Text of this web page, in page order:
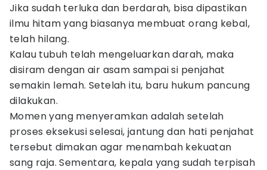
Jika sudah terluka dan berdarah, bisa dipastikan
ilmu hitam yang biasanya membuat orang kebal,
telah hilang.
Kalau tubuh telah mengeluarkan darah, maka
disiram dengan air asam sampai si penjahat
semakin lemah. Setelah itu, baru hukum pancung
dilakukan.
Momen yang menyeramkan adalah setelah
proses eksekusi selesai, jantung dan hati penjahat
tersebut dimakan agar menambah kekuatan
sang raja. Sementara, kepala yang sudah terpisah